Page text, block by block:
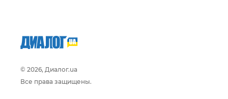
© 2026, Диалог.ua
Все права защищены.